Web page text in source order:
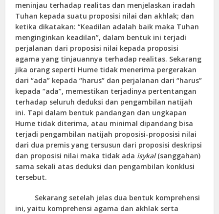
meninjau terhadap realitas dan menjelaskan iradah
Tuhan kepada suatu proposisi nilai dan akhlak; dan
ketika dikatakan: “Keadilan adalah baik maka Tuhan
menginginkan keadilan”, dalam bentuk ini terjadi
perjalanan dari proposisi nilai kepada proposisi
agama yang tinjauannya terhadap realitas. Sekarang
jika orang seperti Hume tidak menerima pergerakan
dari “ada” kepada “harus” dan perjalanan dari “harus”
kepada “ada”, memestikan terjadinya pertentangan
terhadap seluruh deduksi dan pengambilan natijah
ini. Tapi dalam bentuk pandangan dan ungkapan
Hume tidak diterima, atau minimal dipandang bisa
terjadi pengambilan natijah proposisi-proposisi nilai
dari dua premis yang tersusun dari proposisi deskripsi
dan proposisi nilai maka tidak ada isykal(sanggahan)
sama sekali atas deduksi dan pengambilan konklusi
tersebut.
Sekarang setelah jelas dua bentuk komprehensi
ini, yaitu komprehensi agama dan akhlak serta